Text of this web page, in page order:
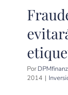
Por
2014 |